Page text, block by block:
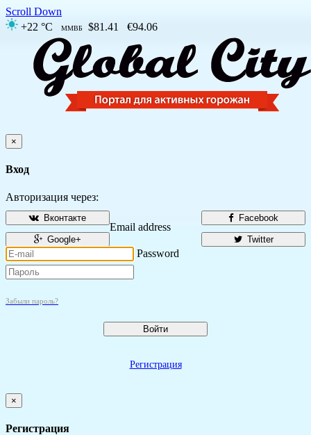
Scroll Down
+22 °C
ММВБ $81.41 €94.06
×
Вход
Авторизация через:
Facebook
Вконтакте
Twitter
Google+
Email address
Password
Забыли пароль?
Войти
Регистрация
×
Регистрация